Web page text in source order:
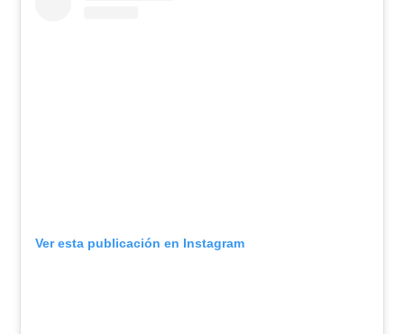
Ver esta publicación en Instagram